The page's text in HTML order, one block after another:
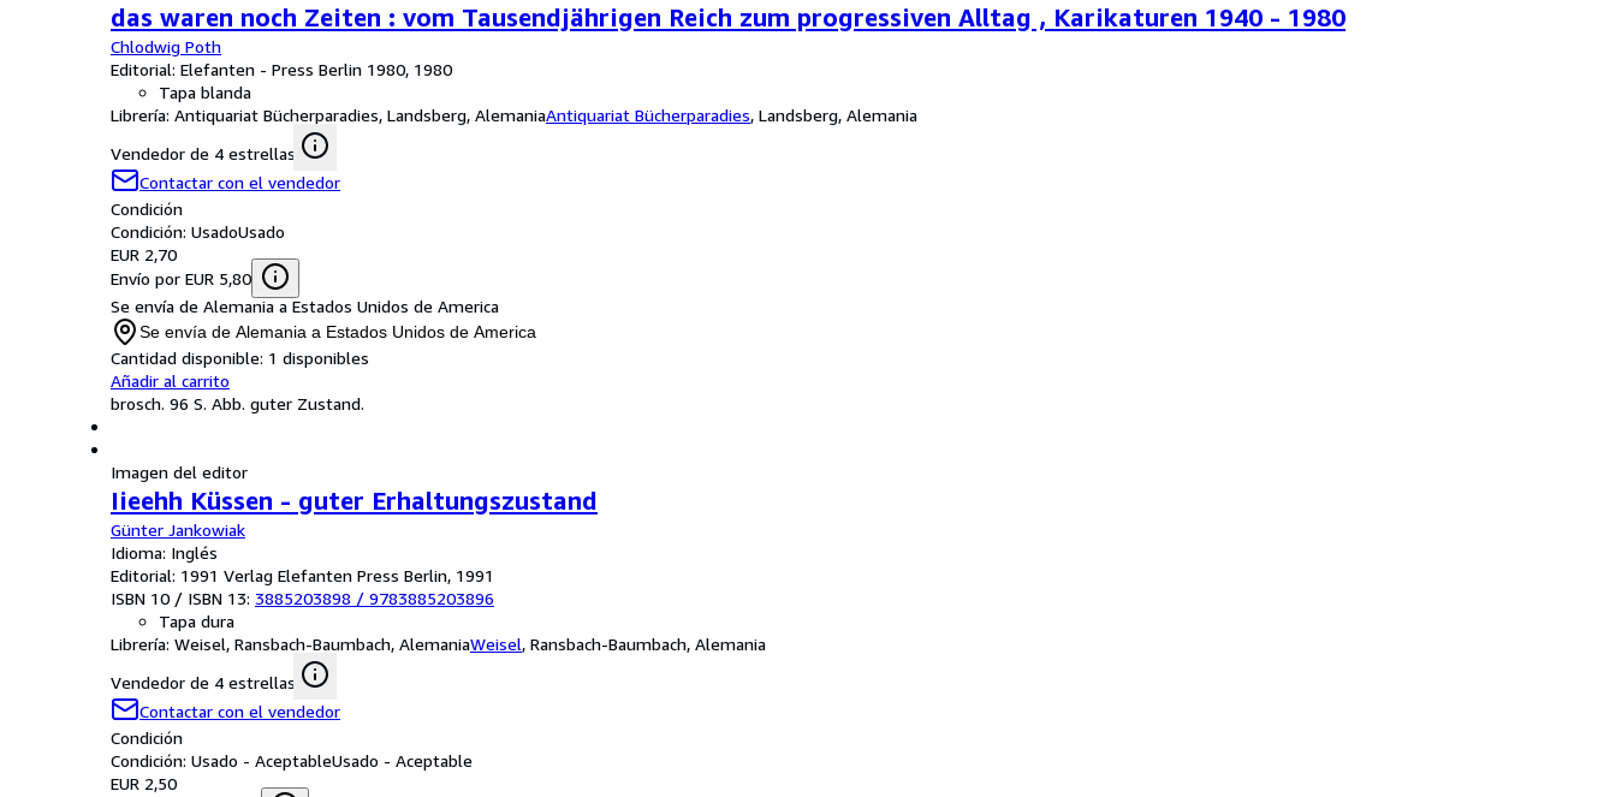
das waren noch Zeiten : vom Tausendjährigen Reich zum progressiven Alltag , Karikaturen 1940 - 1980
Chlodwig Poth
Editorial: Elefanten - Press Berlin 1980, 1980
Tapa blanda
Librería: Antiquariat Bücherparadies, Landsberg, AlemaniaAntiquariat Bücherparadies, Landsberg, Alemania
Vendedor de 4 estrellas
Contactar con el vendedor
Condición
Condición: UsadoUsado
EUR 2,70
Envío por EUR 5,80
Se envía de Alemania a Estados Unidos de America
Se envía de Alemania a Estados Unidos de America
Cantidad disponible: 1 disponibles
Añadir al carrito
brosch. 96 S. Abb. guter Zustand.
Imagen del editor
Iieehh Küssen - guter Erhaltungszustand
Günter Jankowiak
Idioma: Inglés
Editorial: 1991 Verlag Elefanten Press Berlin, 1991
ISBN 10 / ISBN 13: 3885203898 / 9783885203896
Tapa dura
Librería: Weisel, Ransbach-Baumbach, AlemaniaWeisel, Ransbach-Baumbach, Alemania
Vendedor de 4 estrellas
Contactar con el vendedor
Condición
Condición: Usado - AceptableUsado - Aceptable
EUR 2,50